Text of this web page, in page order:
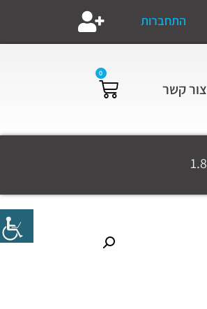
התחברות
צור קשר
0